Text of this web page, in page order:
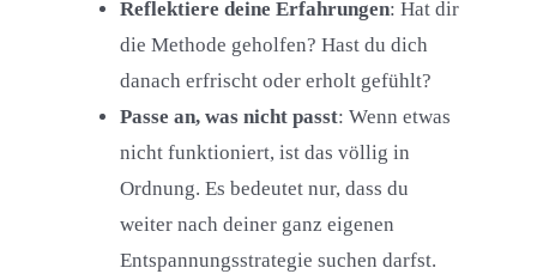
Reflektiere deine Erfahrungen: Hat dir
die Methode geholfen? Hast du dich
danach erfrischt oder erholt gefühlt?
Passe an, was nicht passt: Wenn etwas
nicht funktioniert, ist das völlig in
Ordnung. Es bedeutet nur, dass du
weiter nach deiner ganz eigenen
Entspannungsstrategie suchen darfst.